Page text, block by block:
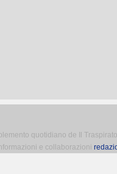
quotidiano de Il
e collaborazioni